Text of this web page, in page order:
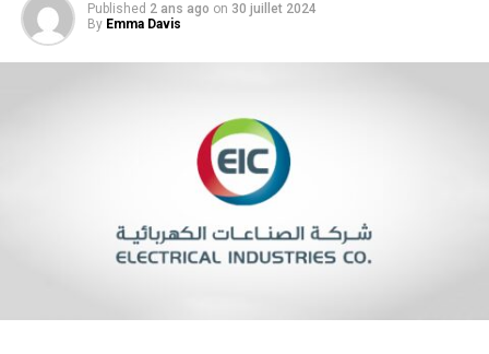
Published 2 ans ago on 30 juillet 2024
By Emma Davis